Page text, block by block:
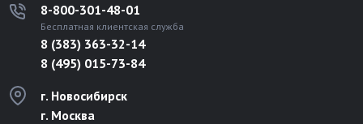
8-800-301-48-01
Бесплатная клиентская служба
8 (383) 363-32-14
8 (495) 015-73-84
г. Новосибирск
г. Москва